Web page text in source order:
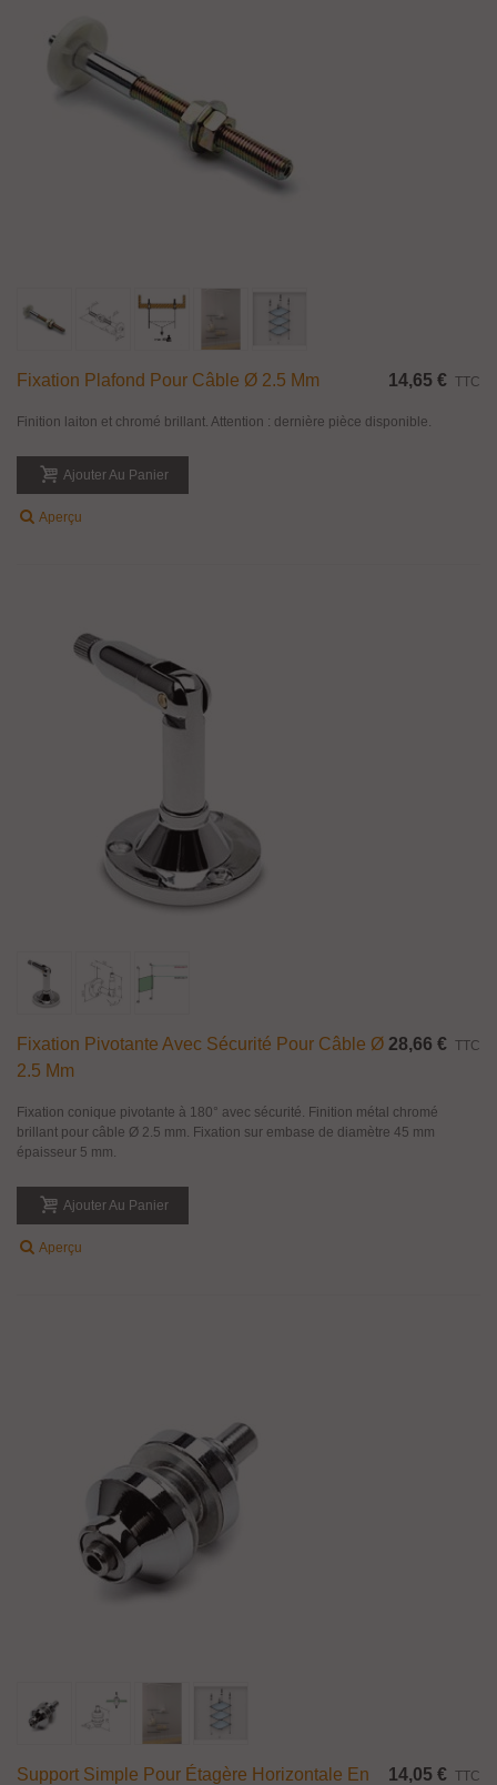
Fixation Plafond Pour Câble Ø 2.5 Mm 14,65 € TTC
Finition laiton et chromé brillant. Attention : dernière pièce disponible.
Ajouter Au Panier
Aperçu
Fixation Pivotante Avec Sécurité Pour Câble Ø
2.5 Mm
28,66 € TTC
Fixation conique pivotante à 180° avec sécurité. Finition métal chromé
brillant pour câble Ø 2.5 mm. Fixation sur embase de diamètre 45 mm
épaisseur 5 mm.
Ajouter Au Panier
Aperçu
Support Simple Pour Étagère Horizontale En
14,05 € TTC